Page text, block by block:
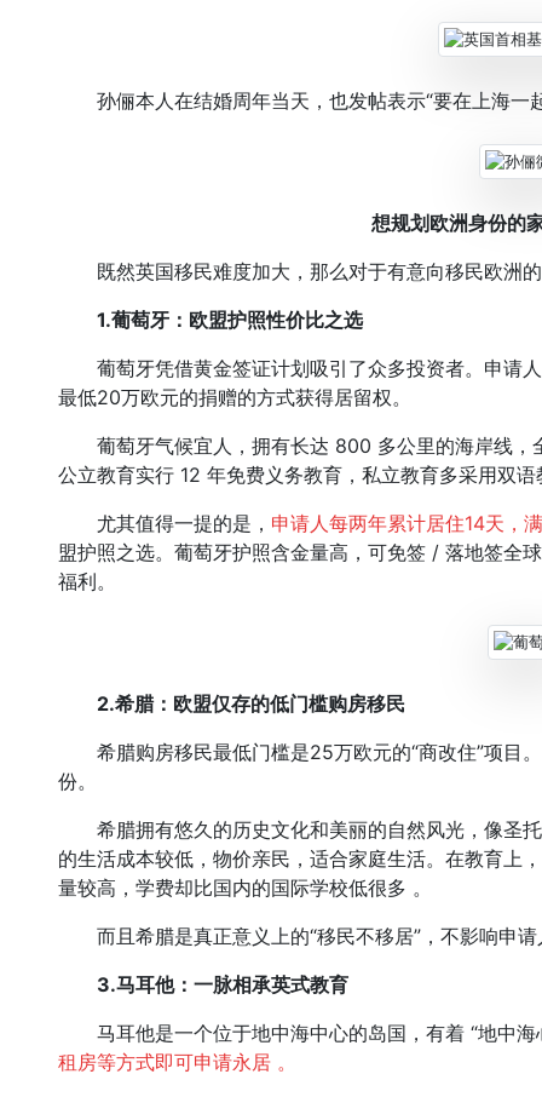
孙俪本人在结婚周年当天，也发帖表示“要在上海一
想规划欧洲身份的
既然英国移民难度加大，那么对于有意向移民欧洲
1.葡萄牙：欧盟护照性价比之选
葡萄牙凭借黄金签证计划吸引了众多投资者。申请
最低20万欧元的捐赠的方式获得居留权。
葡萄牙气候宜人，拥有长达 800 多公里的海岸线，
公立教育实行 12 年免费义务教育，私立教育多采用双
尤其值得一提的是， 申请人每两年累计居住14天，
盟护照之选。葡萄牙护照含金量高，可免签 / 落地签全
福利。
2.希腊：欧盟仅存的低门槛购房移民
希腊购房移民最低门槛是25万欧元的“商改住”项目
份。
希腊拥有悠久的历史文化和美丽的自然风光，像圣
的生活成本较低，物价亲民，适合家庭生活。在教育上
量较高，学费却比国内的国际学校低很多 。
而且希腊是真正意义上的“移民不移居”，不影响申请
3.马耳他：一脉相承英式教育
马耳他是一个位于地中海中心的岛国，有着 “地中海
租房等方式即可申请永居 。